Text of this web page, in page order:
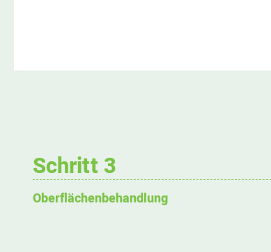
Schritt 3
Oberflächenbehandlung